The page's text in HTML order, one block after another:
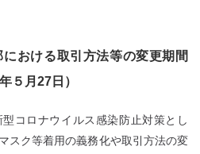
における取引方法等の変更期間
５月27日）
コロナウイルス感染防止対策とし
スク等着用の義務化や取引方法の変